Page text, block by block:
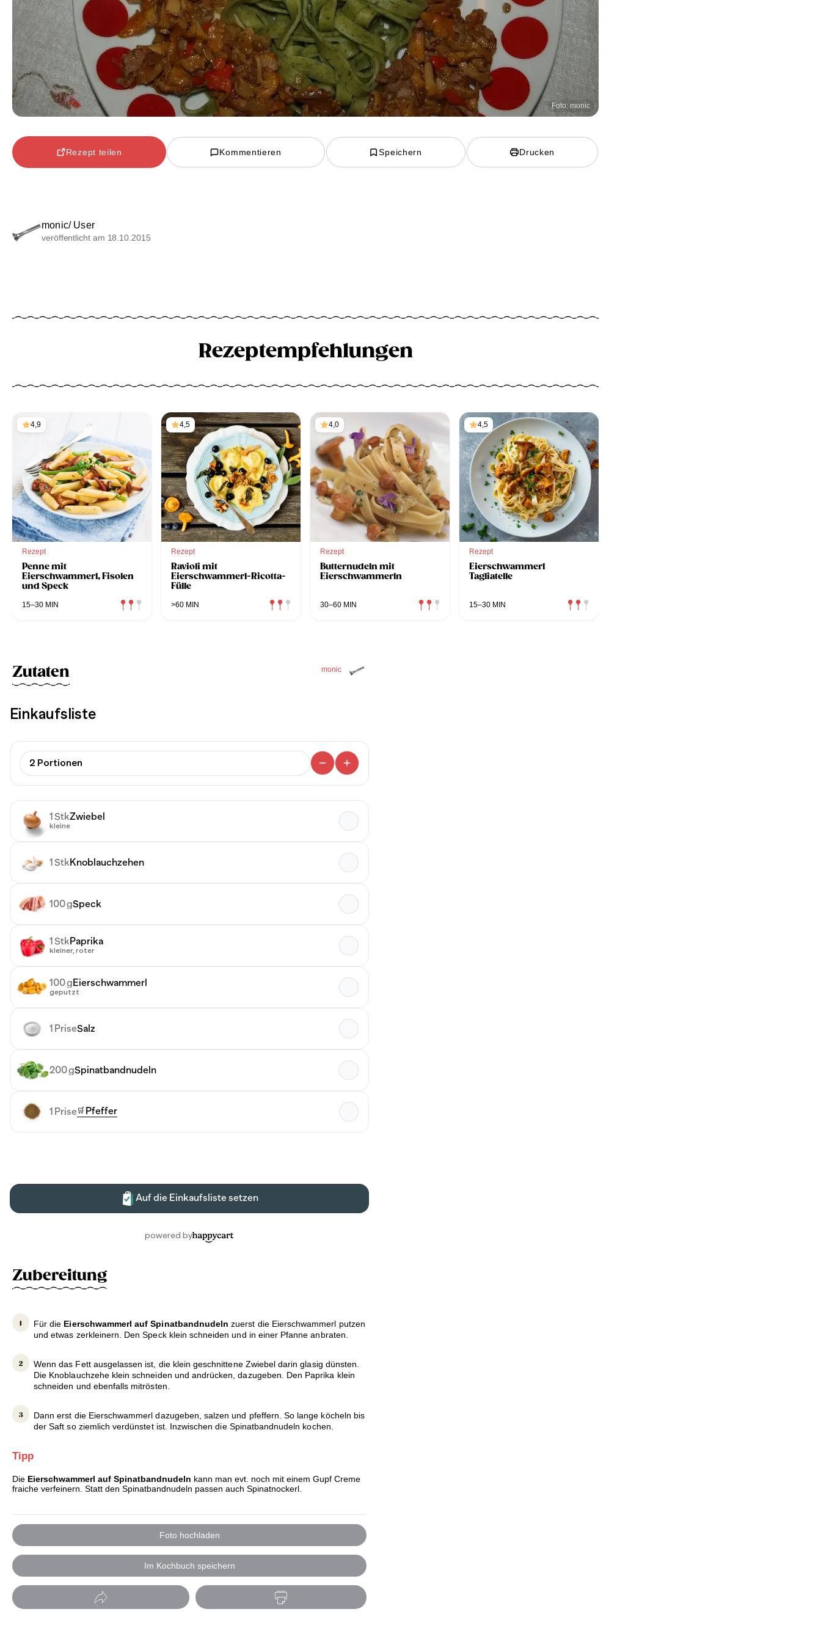
Foto: monic
Rezept teilen Kommentieren Speichern Drucken
monic/ User
veröffentlicht am 18.10.2015
Rezeptempfehlungen
4,9
Rezept
Penne mit
Eierschwammerl, Fisolen
und Speck
15–30 MIN
4,5
Rezept
Ravioli mit
Eierschwammerl-Ricotta-
Fülle
>60 MIN
4,0
Rezept
Butternudeln mit
Eierschwammerln
30–60 MIN
4,5
Rezept
Eierschwammerl
Tagliatelle
15–30 MIN
monic
Zutaten
Zubereitung
Für die Eierschwammerl auf Spinatbandnudelnzuerst die Eierschwammerl putzen
und etwas zerkleinern. Den Speck klein schneiden und in einer Pfanne anbraten.
Wenn das Fett ausgelassen ist, die klein geschnittene Zwiebel darin glasig dünsten.
Die Knoblauchzehe klein schneiden und andrücken, dazugeben. Den Paprika klein
schneiden und ebenfalls mitrösten.
Dann erst die Eierschwammerl dazugeben, salzen und pfeffern. So lange köcheln bis
der Saft so ziemlich verdünstet ist. Inzwischen die Spinatbandnudeln kochen.
Tipp
Die Eierschwammerl auf Spinatbandnudeln kann man evt. noch mit einem Gupf Creme
fraiche verfeinern. Statt den Spinatbandnudeln passen auch Spinatnockerl.
Foto hochladen
Im Kochbuch speichern